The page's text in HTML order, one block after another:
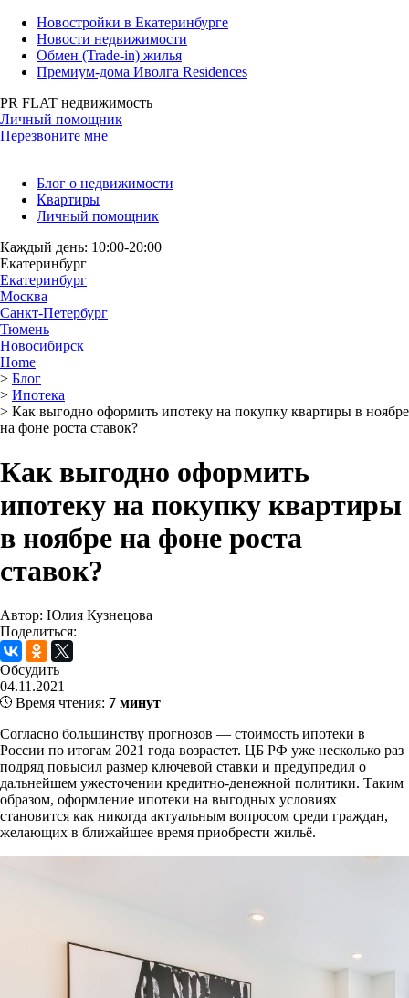
Новостройки в Екатеринбурге
Новости недвижимости
Обмен (Trade-in) жилья
Премиум-дома Иволга Residences
PR FLAT недвижимость
Личный помощник
Перезвоните мне
Блог о недвижимости
Квартиры
Личный помощник
Каждый день: 10:00-20:00
Екатеринбург
Екатеринбург
Москва
Санкт-Петербург
Тюмень
Новосибирск
Home
> Блог
> Ипотека
> Как выгодно оформить ипотеку на покупку квартиры в ноябре
на фоне роста ставок?
Как выгодно оформить
ипотеку на покупку квартиры
в ноябре на фоне роста
ставок?
Автор: Юлия Кузнецова
Поделиться:
Обсудить
04.11.2021
Время чтения: 7 минут
Согласно большинству прогнозов — стоимость ипотеки в
России по итогам 2021 года возрастет. ЦБ РФ уже несколько раз
подряд повысил размер ключевой ставки и предупредил о
дальнейшем ужесточении кредитно-денежной политики. Таким
образом, оформление ипотеки на выгодных условиях
становится как никогда актуальным вопросом среди граждан,
желающих в ближайшее время приобрести жильё.